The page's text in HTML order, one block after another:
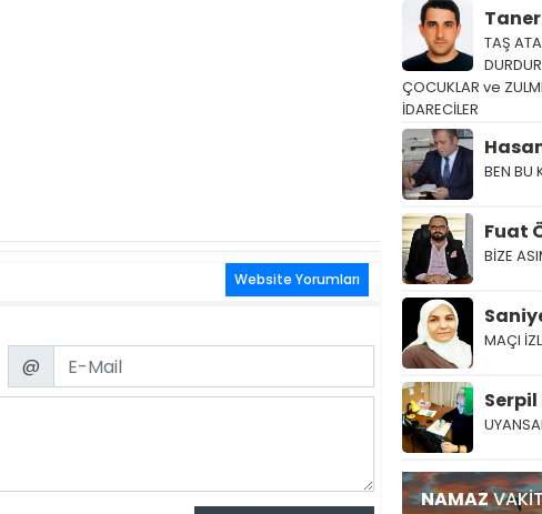
Website Yorumları
Email
@
Taner
TAŞ
ÇOCUKLAR ve
İDARECİLER
BEN BU
Fuat
BİZE
MAÇI
NAMAZ